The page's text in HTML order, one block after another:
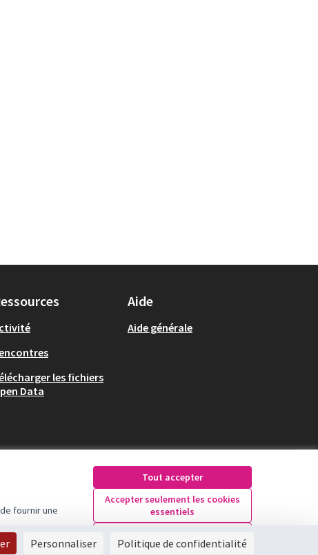
fournir une
Tout accepter
Accepter seulement les cookies
essentiels
les fichiers
Data
Aide
Aide générale
Licence Creative
(Lien externe)
Personnaliser Politique de confidentialité